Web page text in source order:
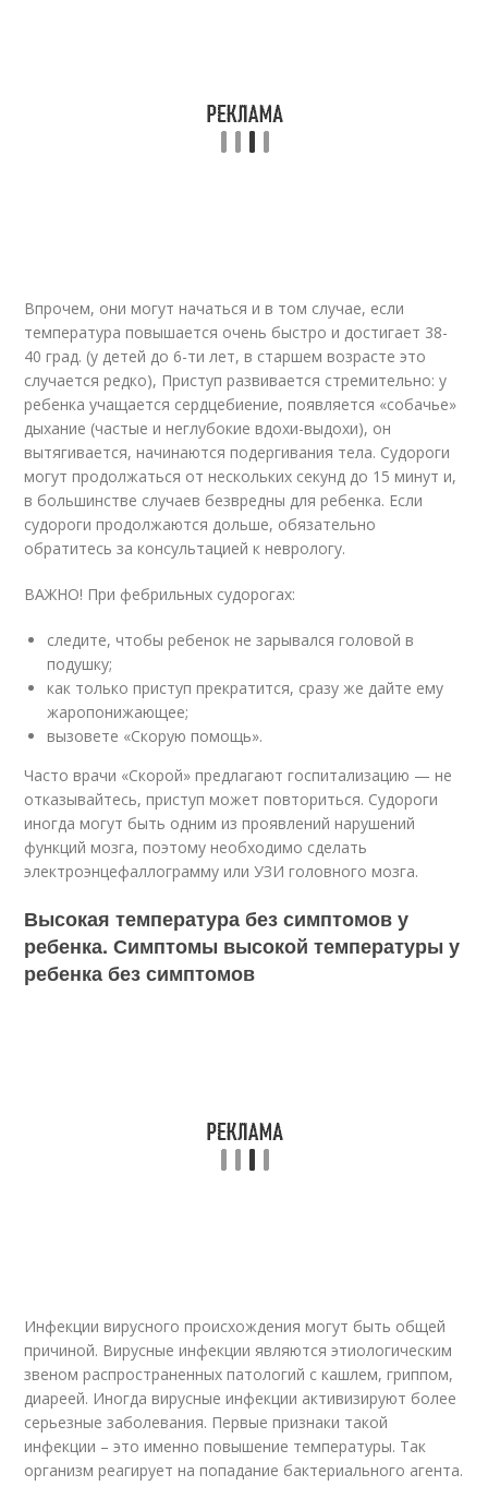
Впрочем, они могут начаться и в том случае, если
температура повышается очень быстро и достигает 38-
40 град. (у детей до 6-ти лет, в старшем возрасте это
случается редко), Приступ развивается стремительно: у
ребенка учащается сердцебиение, появляется «собачье»
дыхание (частые и неглубокие вдохи-выдохи), он
вытягивается, начинаются подергивания тела. Судороги
могут продолжаться от нескольких секунд до 15 минут и,
в большинстве случаев безвредны для ребенка. Если
судороги продолжаются дольше, обязательно
обратитесь за консультацией к неврологу.
ВАЖНО! При фебрильных судорогах:
следите, чтобы ребенок не зарывался головой в
подушку;
как только приступ прекратится, сразу же дайте ему
жаропонижающее;
вызовете «Скорую помощь».
Часто врачи «Скорой» предлагают госпитализацию — не
отказывайтесь, приступ может повториться. Судороги
иногда могут быть одним из проявлений нарушений
функций мозга, поэтому необходимо сделать
электроэнцефаллограмму или УЗИ головного мозга.
Высокая температура без симптомов у
ребенка. Симптомы высокой температуры у
ребенка без симптомов
Инфекции вирусного происхождения могут быть общей
причиной. Вирусные инфекции являются этиологическим
звеном распространенных патологий с кашлем, гриппом,
диареей. Иногда вирусные инфекции активизируют более
серьезные заболевания. Первые признаки такой
инфекции – это именно повышение температуры. Так
организм реагирует на попадание бактериального агента.